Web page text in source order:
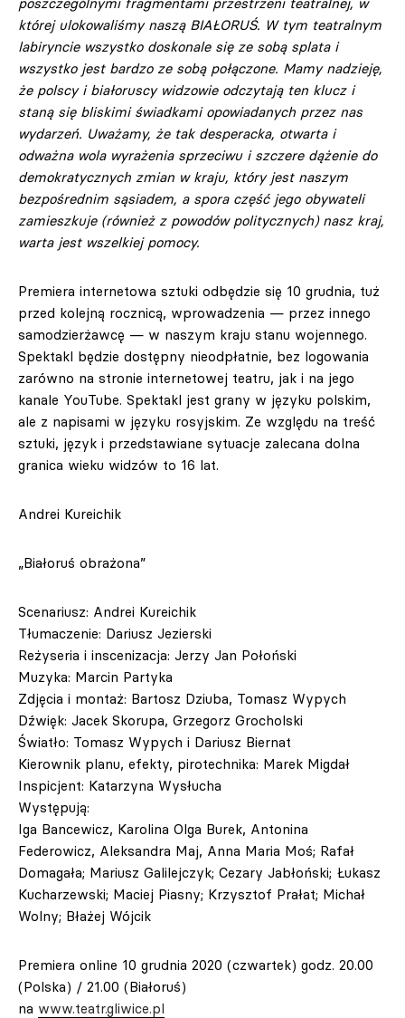
której ulokowaliśmy naszą BIAŁORUŚ. W tym teatralnym
labiryncie wszystko doskonale się ze sobą splata i
wszystko jest bardzo ze sobą połączone. Mamy nadzieję,
że polscy i białoruscy widzowie odczytają ten klucz i
staną się bliskimi świadkami opowiadanych przez nas
wydarzeń. Uważamy, że tak desperacka, otwarta i
odważna wola wyrażenia sprzeciwu i szczere dążenie do
demokratycznych zmian w kraju, który jest naszym
bezpośrednim sąsiadem, a spora część jego obywateli
zamieszkuje (również z powodów politycznych) nasz kraj,
warta jest wszelkiej pomocy.
Premiera internetowa sztuki odbędzie się 10 grudnia, tuż
przed kolejną rocznicą, wprowadzenia — przez innego
samodzierżawcę — w naszym kraju stanu wojennego.
Spektakl będzie dostępny nieodpłatnie, bez logowania
zarówno na stronie internetowej teatru, jak i na jego
kanale YouTube. Spektakl jest grany w języku polskim,
ale z napisami w języku rosyjskim. Ze względu na treść
sztuki, język i przedstawiane sytuacje zalecana dolna
granica wieku widzów to 16 lat.
Andrei Kureichik
„Białoruś obrażona”
Scenariusz: Andrei Kureichik
Tłumaczenie: Dariusz Jezierski
Reżyseria i inscenizacja: Jerzy Jan Połoński
Muzyka: Marcin Partyka
Zdjęcia i montaż: Bartosz Dziuba, Tomasz Wypych
Dźwięk: Jacek Skorupa, Grzegorz Grocholski
Światło: Tomasz Wypych i Dariusz Biernat
Kierownik planu, efekty, pirotechnika: Marek Migdał
Inspicjent: Katarzyna Wysłucha
Występują:
Iga Bancewicz, Karolina Olga Burek, Antonina
Federowicz, Aleksandra Maj, Anna Maria Moś; Rafał
Domagała; Mariusz Galilejczyk; Cezary Jabłoński; Łukasz
Kucharzewski; Maciej Piasny; Krzysztof Prałat; Michał
Wolny; Błażej Wójcik
Premiera online 10 grudnia 2020 (czwartek) godz. 20.00
(Polska) / 21.00 (Białoruś)
na www.teatr.gliwice.pl